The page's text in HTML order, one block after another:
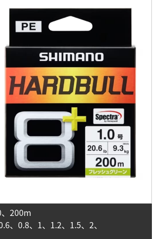
200m
、0.8、1、1.2、1.5、2、